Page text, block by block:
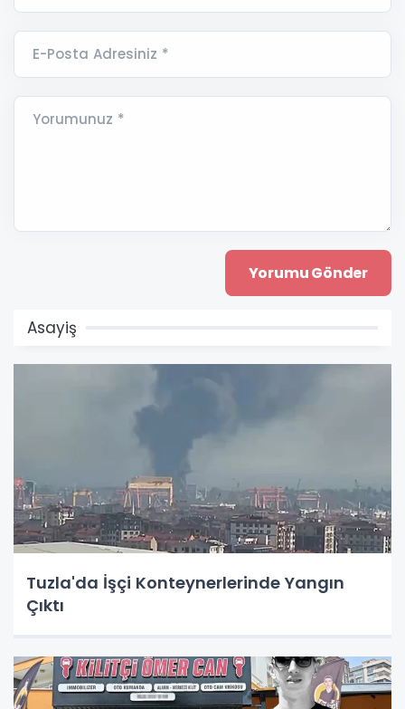
E-Posta Adresiniz *
Yorumunuz *
Asayiş
Tuzla'da İşçi Konteynerlerinde Yangın
Çıktı